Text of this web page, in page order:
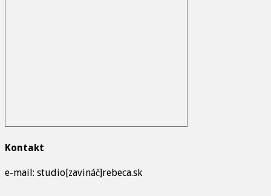
Kontakt
e-mail: studio[zavináč]rebeca.sk